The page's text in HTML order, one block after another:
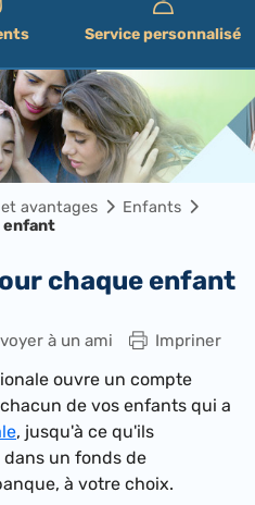
Service personnalisé
avantages
Enfants
enfant
chaque enfant
Impriner
à un ami
ouvre un compte
de vos enfants qui a
, jusqu'à ce qu'ils
un fonds de
à votre choix.